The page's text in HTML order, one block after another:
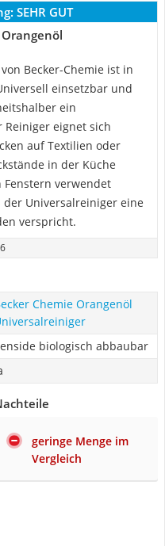
SEHR GUT
Becker-Chemie ist in
einsetzbar und
ein
eignet sich
auf Textilien oder
in der Küche
verwendet
Universalreiniger eine
verspricht.
Chemie Orangenöl
biologisch abbaubar
geringe Menge im
Vergleich